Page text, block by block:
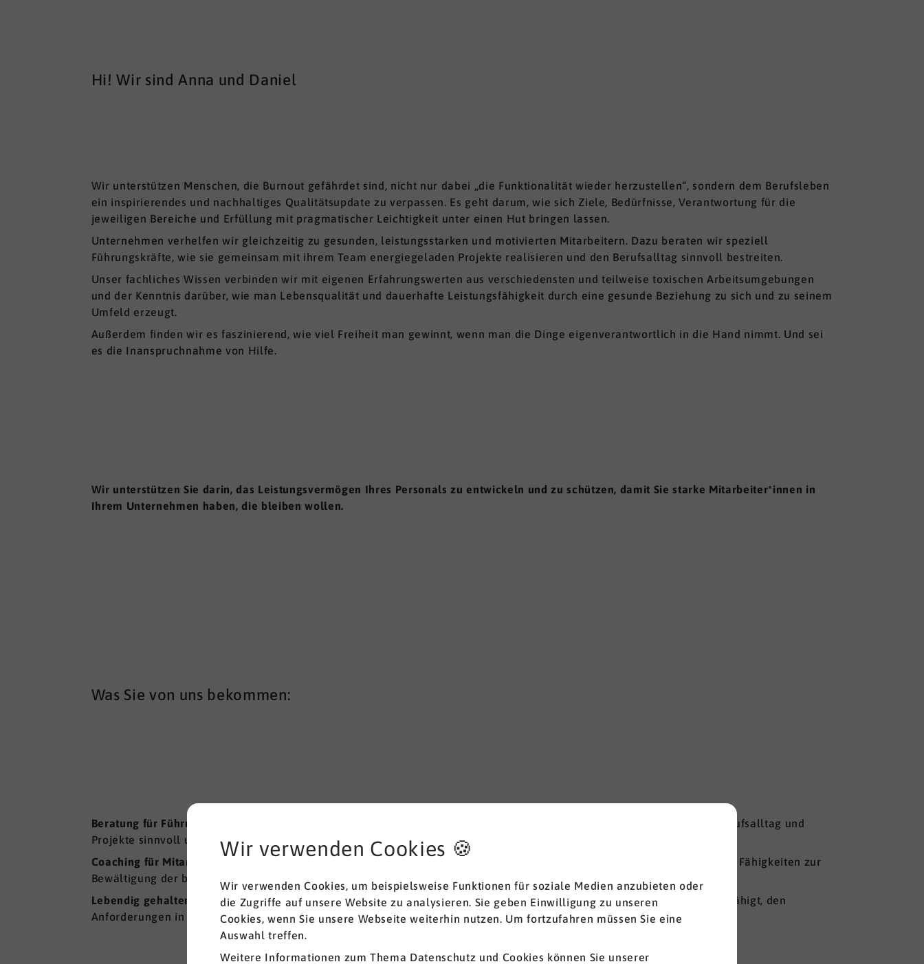
Hi! Wir sind Anna und Daniel
Wir unterstützen Menschen, die Burnout gefährdet sind, nicht nur dabei „die Funktionalität wieder herzustellen“, sondern dem Berufsleben
ein inspirierendes und nachhaltiges Qualitätsupdate zu verpassen. Es geht darum, wie sich Ziele, Bedürfnisse, Verantwortung für die
jeweiligen Bereiche und Erfüllung mit pragmatischer Leichtigkeit unter einen Hut bringen lassen.
Unternehmen verhelfen wir gleichzeitig zu gesunden, leistungsstarken und motivierten Mitarbeitern. Dazu beraten wir speziell
Führungskräfte, wie sie gemeinsam mit ihrem Team energiegeladen Projekte realisieren und den Berufsalltag sinnvoll bestreiten.
Unser fachliches Wissen verbinden wir mit eigenen Erfahrungswerten aus verschiedensten und teilweise toxischen Arbeitsumgebungen
und der Kenntnis darüber, wie man Lebensqualität und dauerhafte Leistungsfähigkeit durch eine gesunde Beziehung zu sich und zu seinem
Umfeld erzeugt.
Außerdem finden wir es faszinierend, wie viel Freiheit man gewinnt, wenn man die Dinge eigenverantwortlich in die Hand nimmt. Und sei
es die Inanspruchnahme von Hilfe.
Wir unterstützen Sie darin, das Leistungsvermögen Ihres Personals zu entwickeln und zu schützen, damit Sie starke Mitarbeiter*innen in
Ihrem Unternehmen haben, die bleiben wollen.
Was Sie von uns bekommen:
Beratung für Führungskräfte im Umgang mit Menschen, Anforderungen und Zielen
, so dass sich einzeln und im Team Berufsalltag und
Projekte sinnvoll und motiviert bestreiten lassen.
Coaching für Mitarbeitende, die Burnout gefährdet sind, um
und um benötigte Fähigkeiten zur
Bewältigung der beruflichen spezifischen Herausforderungen zu entwickeln.
Lebendig gehaltene Präventions-Kurse, in denen die Teilnehmer*innen hautnah erleben, was sie motiviert und selbst befähigt, den
Anforderungen in Ihrem Unternehmen gewachsen zu sein.
Wir verwenden Cookies 🍪
Wir verwenden Cookies, um beispielsweise Funktionen für soziale Medien anzubieten oder
die Zugriffe auf unsere Website zu analysieren. Sie geben Einwilligung zu unseren
Cookies, wenn Sie unsere Webseite weiterhin nutzen. Um fortzufahren müssen Sie eine
Auswahl treffen.
Weitere Informationen zum Thema Datenschutz und Cookies können Sie unserer